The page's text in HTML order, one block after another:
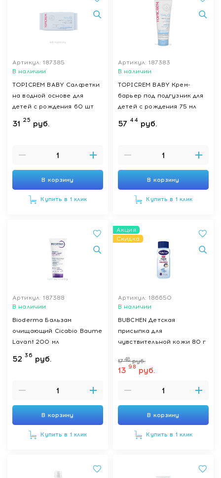
Артикул: 187385
В наличии
TOPICREM BABY Салфетки
на водной основе для
детей с рождения 60 шт
31 25 руб.
В корзину
Купить в 1 клик
Артикул: 187383
В наличии
TOPICREM BABY Крем-
барьер под подгузник для
детей с рождения 75 мл
57 44 руб.
В корзину
Купить в 1 клик
Артикул: 187388
В наличии
Bioderma Бальзам
очищающий Cicabio Baume
Lavant 200 мл
52 36 руб.
В корзину
Купить в 1 клик
Акция
Скидка
Артикул: 186650
В наличии
BUBCHEN Детская
присыпка для
чувствительной кожи 80 г
1748 руб.
13 98 руб.
В корзину
Купить в 1 клик